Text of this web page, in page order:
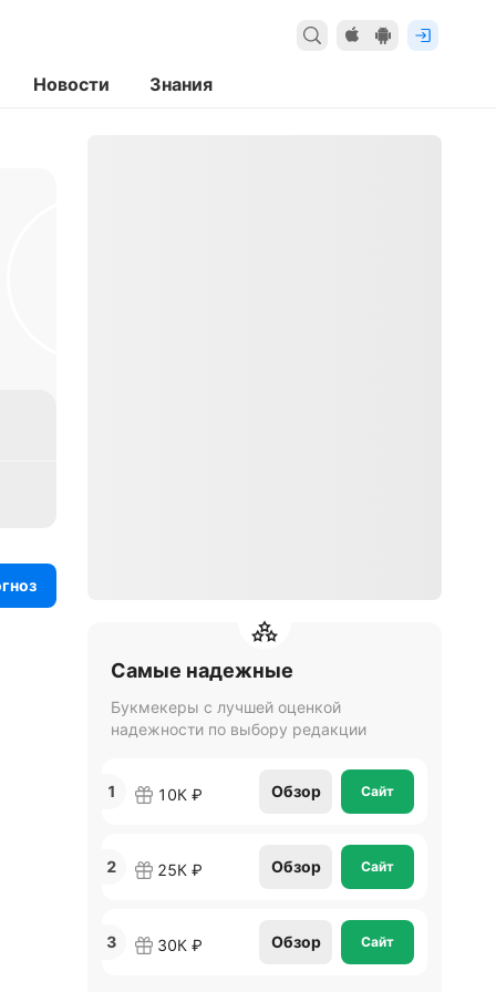
Новости Знания
Самые надежные
Букмекеры с лучшей оценкой
надежности по выбору редакции
1 10К ₽ Обзор Сайт
2 25К ₽ Обзор Сайт
3 30К ₽ Обзор Сайт